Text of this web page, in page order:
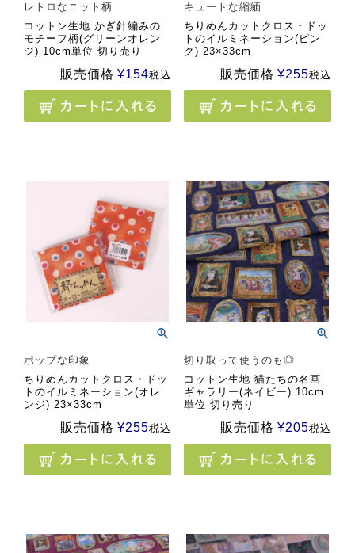
レトロなニット柄
コットン生地 かぎ針編みの
モチーフ柄(グリーンオレン
ジ) 10cm単位 切り売り
販売価格 ¥154税込
キュートな縮緬
ちりめんカットクロス・ドッ
トのイルミネーション(ピン
ク) 23×33cm
販売価格 ¥255税込
ポップな印象
ちりめんカットクロス・ドッ
トのイルミネーション(オレ
ンジ) 23×33cm
販売価格 ¥255税込
切り取って使うのも◎
コットン生地 猫たちの名画
ギャラリー(ネイビー) 10cm
単位 切り売り
販売価格 ¥205税込